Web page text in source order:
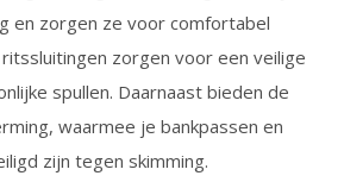
en zorgen ze voor comfortabel
zorgen voor een veilige
spullen. Daarnaast bieden de
waarmee je bankpassen en
zijn tegen skimming.